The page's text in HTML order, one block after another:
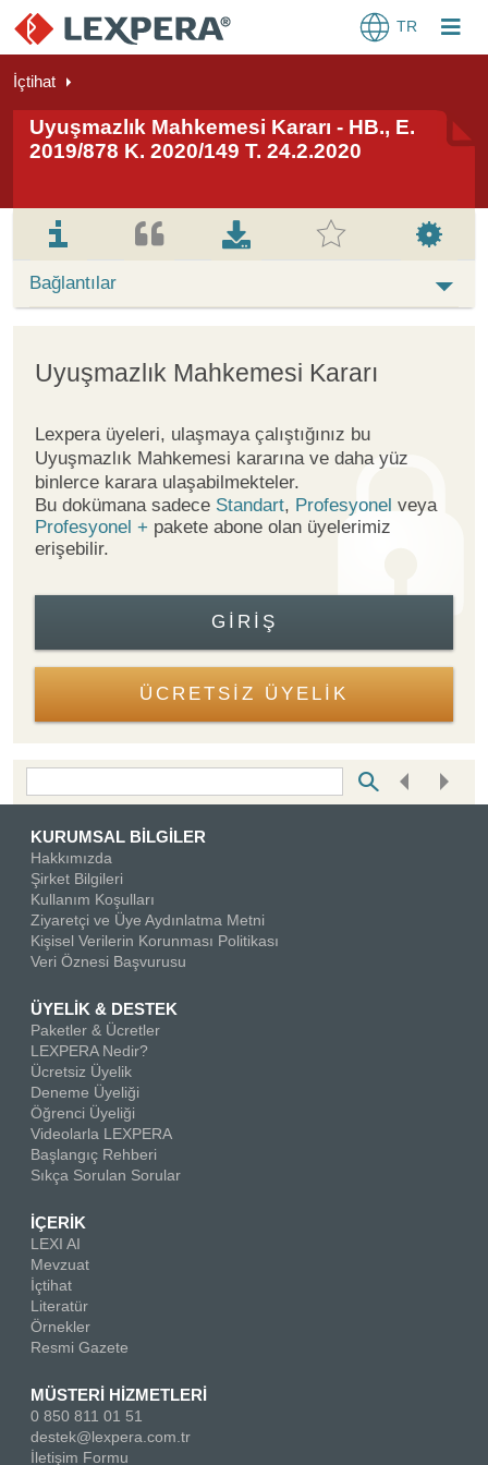
TR
İçtihat
Uyuşmazlık Mahkemesi Kararı - HB., E.
2019/878 K. 2020/149 T. 24.2.2020
Bağlantılar
Uyuşmazlık Mahkemesi Kararı
Lexpera üyeleri, ulaşmaya çalıştığınız bu
Uyuşmazlık Mahkemesi kararına ve daha yüz
binlerce karara ulaşabilmekteler.
Bu dokümana sadece Standart, Profesyonel veya
Profesyonel + pakete abone olan üyelerimiz
erişebilir.
GIRIŞ
ÜCRETSİZ ÜYELİK
KURUMSAL BİLGİLER
Hakkımızda
Şirket Bilgileri
Kullanım Koşulları
Ziyaretçi ve Üye Aydınlatma Metni
Kişisel Verilerin Korunması Politikası
Veri Öznesi Başvurusu
ÜYELİK & DESTEK
Paketler & Ücretler
LEXPERA Nedir?
Ücretsiz Üyelik
Deneme Üyeliği
Öğrenci Üyeliği
Videolarla LEXPERA
Başlangıç Rehberi
Sıkça Sorulan Sorular
İÇERİK
LEXI AI
Mevzuat
İçtihat
Literatür
Örnekler
Resmi Gazete
MÜSTERİ HİZMETLERİ
0 850 811 01 51
destek@lexpera.com.tr
İletişim Formu